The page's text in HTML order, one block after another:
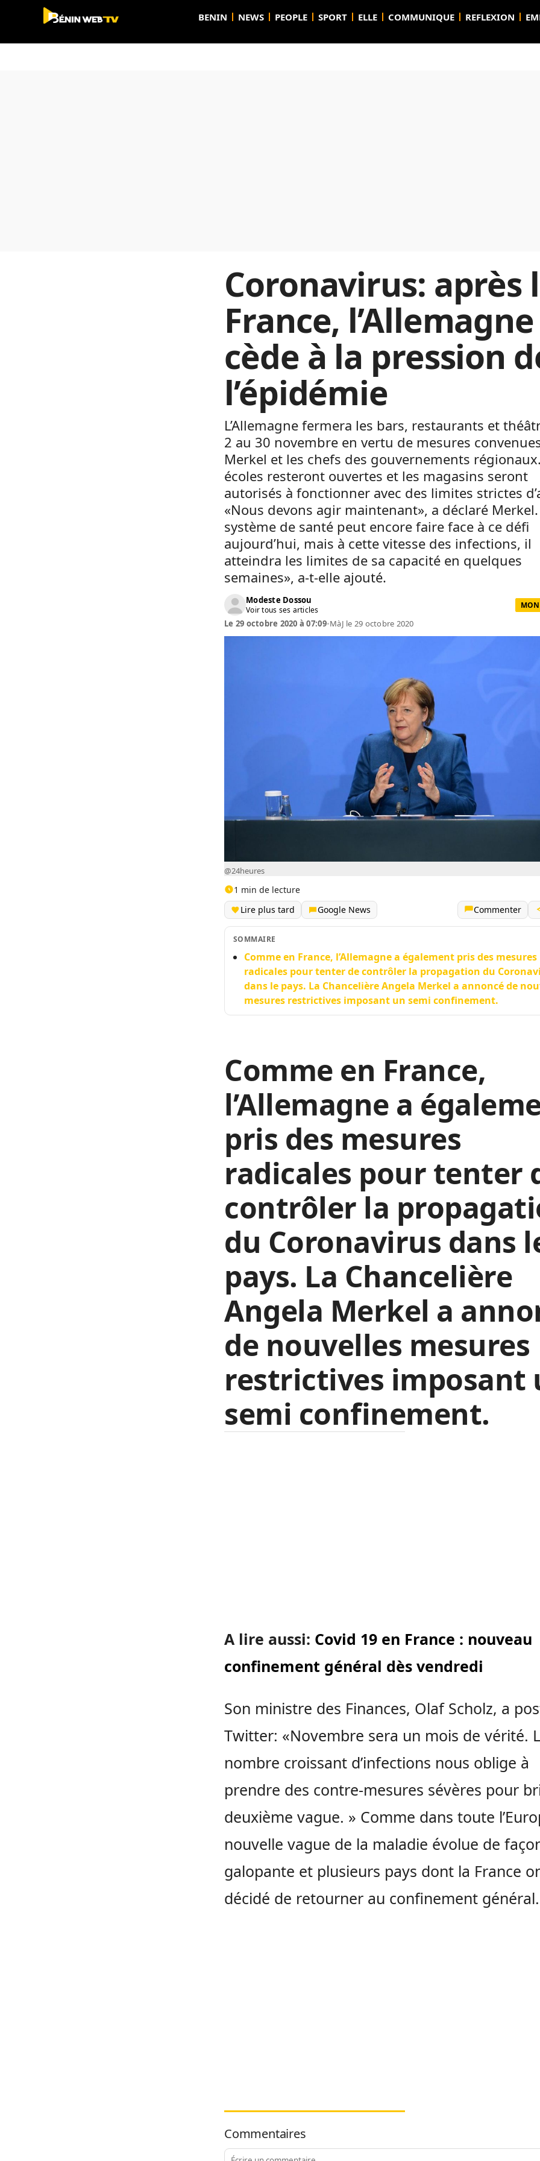
BENIN NEWS PEOPLE SPORT ELLE COMMUNIQUE REFLEXION
Coronavirus: après
France, l’Allemagne
cède à la pression
l’épidémie
L’Allemagne fermera les bars, restaurants et
2 au 30 novembre en vertu de mesures
Merkel et les chefs des gouvernements
écoles resteront ouvertes et les magasins seront
autorisés à fonctionner avec des limites strictes
«Nous devons agir maintenant», a déclaré
système de santé peut encore faire face à ce défi
aujourd’hui, mais à cette vitesse des infections, il
atteindra les limites de sa capacité en quelques
semaines», a-t-elle ajouté.
Modeste Dossou
Voir tous ses articles
Le 29 octobre 2020 à 07:09•MàJ le 29 octobre 2020
@24heures
1 min de lecture
Lire plus tard
Google News Commenter
SOMMAIRE
Comme en France, l’Allemagne a également pris des mesures
radicales pour tenter de contrôler la propagation du
dans le pays. La Chancelière Angela Merkel a annoncé de
mesures restrictives imposant un semi confinement.
Comme en France,
l’Allemagne a
pris des mesures
radicales pour tenter
contrôler la
du Coronavirus dans
pays. La Chancelière
Angela Merkel a
de nouvelles mesures
restrictives imposant
semi confinement.
A lire aussi: Covid 19 en France : nouveau
confinement général dès vendredi
Son ministre des Finances, Olaf Scholz, a
Twitter: «Novembre sera un mois de vérité.
nombre croissant d’infections nous oblige à
prendre des contre-mesures sévères pour
deuxième vague. » Comme dans toute
nouvelle vague de la maladie évolue de
galopante et plusieurs pays dont la France
décidé de retourner au confinement général.
Commentaires